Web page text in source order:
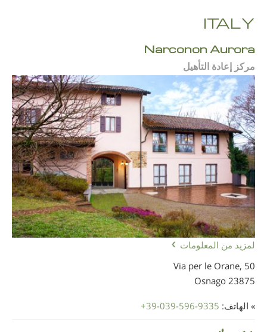
ITALY
Narconon Aurora
مركز إعادة التأهيل
لمزيد من المعلومات
Via per le Orane, 50
23875 Osnago
» الهاتف: +39-039-596-9335